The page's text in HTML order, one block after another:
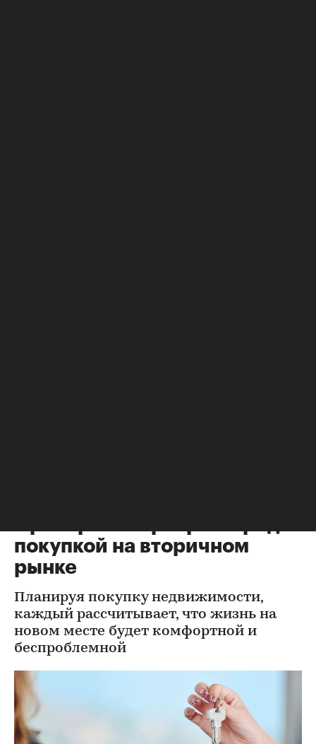
покупкой на вторичном
рынке
Планируя покупку недвижимости,
каждый рассчитывает, что жизнь на
новом месте будет комфортной и
беспроблемной